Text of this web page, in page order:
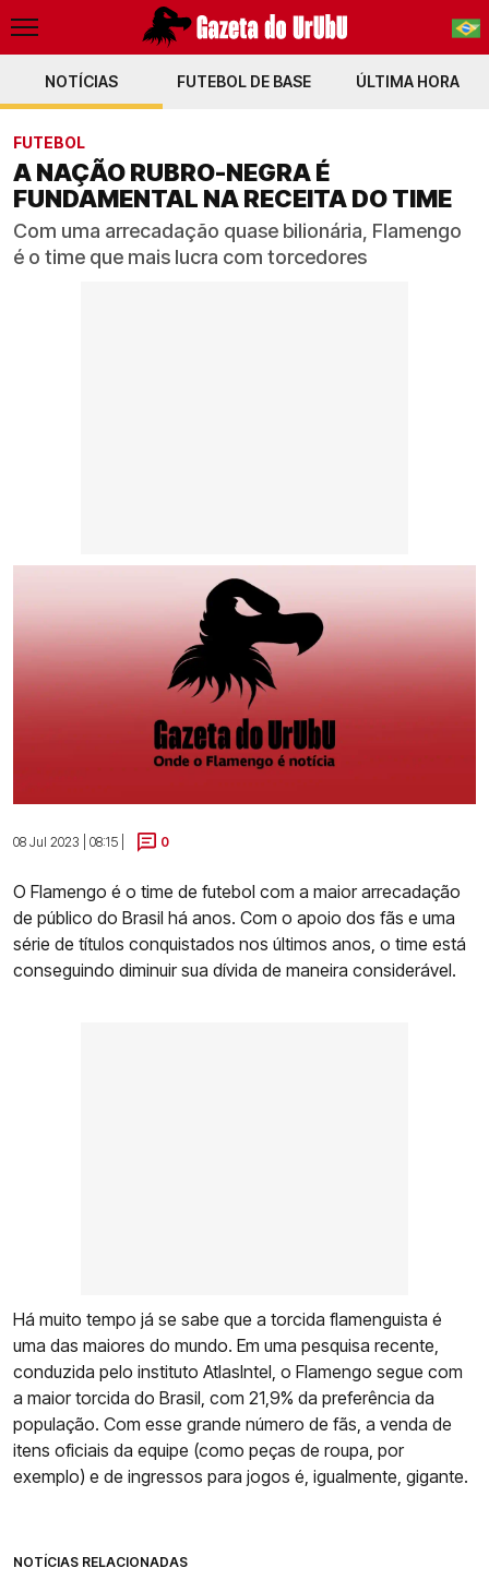
PT-BR
NOTÍCIAS FUTEBOL DE BASE ÚLTIMA HORA
FUTEBOL
A NAÇÃO RUBRO-NEGRA É
FUNDAMENTAL NA RECEITA DO TIME
Com uma arrecadação quase bilionária, Flamengo
é o time que mais lucra com torcedores
08 Jul 2023 | 08:15 | 0
O Flamengo é o time de futebol com a maior arrecadação
de público do Brasil há anos. Com o apoio dos fãs e uma
série de títulos conquistados nos últimos anos, o time está
conseguindo diminuir sua dívida de maneira considerável.
Há muito tempo já se sabe que a torcida flamenguista é
uma das maiores do mundo. Em uma pesquisa recente,
conduzida pelo instituto AtlasIntel, o Flamengo segue com
a maior torcida do Brasil, com 21,9% da preferência da
população. Com esse grande número de fãs, a venda de
itens oficiais da equipe (como peças de roupa, por
exemplo) e de ingressos para jogos é, igualmente, gigante.
NOTÍCIAS RELACIONADAS